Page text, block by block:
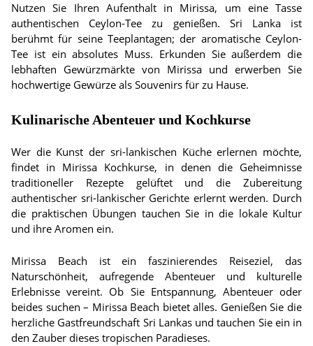
Nutzen Sie Ihren Aufenthalt in Mirissa, um eine Tasse
authentischen Ceylon-Tee zu genießen. Sri Lanka ist
berühmt für seine Teeplantagen; der aromatische Ceylon-
Tee ist ein absolutes Muss. Erkunden Sie außerdem die
lebhaften Gewürzmärkte von Mirissa und erwerben Sie
hochwertige Gewürze als Souvenirs für zu Hause.
Kulinarische Abenteuer und Kochkurse
Wer die Kunst der sri-lankischen Küche erlernen möchte,
findet in Mirissa Kochkurse, in denen die Geheimnisse
traditioneller Rezepte gelüftet und die Zubereitung
authentischer sri-lankischer Gerichte erlernt werden. Durch
die praktischen Übungen tauchen Sie in die lokale Kultur
und ihre Aromen ein.
Mirissa Beach ist ein faszinierendes Reiseziel, das
Naturschönheit, aufregende Abenteuer und kulturelle
Erlebnisse vereint. Ob Sie Entspannung, Abenteuer oder
beides suchen – Mirissa Beach bietet alles. Genießen Sie die
herzliche Gastfreundschaft Sri Lankas und tauchen Sie ein in
den Zauber dieses tropischen Paradieses.